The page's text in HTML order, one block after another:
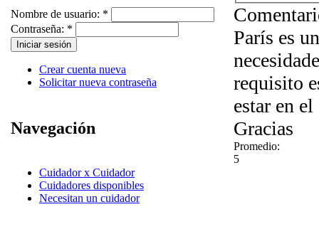
Nombre de usuario: *
Contraseña: *
Crear cuenta nueva
Solicitar nueva contraseña
Navegación
Cuidador x Cuidador
Cuidadores disponibles
Necesitan un cuidador
París es
requisito
estar en
Gracias
Promedio:
5